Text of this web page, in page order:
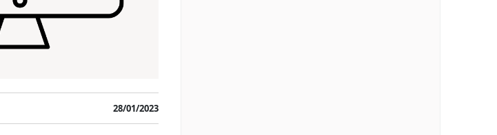
28/01/2023